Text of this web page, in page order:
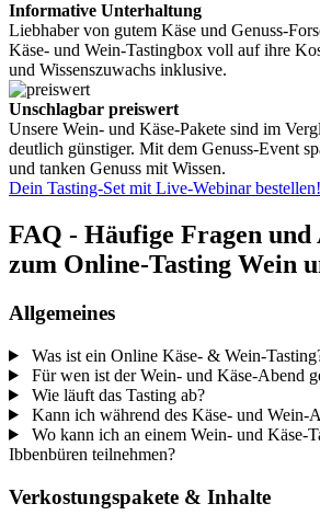
Informative Unterhaltung
Liebhaber von gutem Käse und Genuss-
Käse- und Wein-Tastingbox voll auf ihre
und Wissenszuwachs inklusive.
Unschlagbar preiswert
Unsere Wein- und Käse-Pakete sind im
deutlich günstiger. Mit dem Genuss-Event
und tanken Genuss mit Wissen.
Dein Tasting-Set mit Live-Webinar bestellen!
FAQ - Häufige Fragen
zum Online-Tasting Wein
Allgemeines
Was ist ein Online Käse- & Wein-
Für wen ist der Wein- und Käse-Abend
Wie läuft das Tasting ab?
Kann ich während des Käse- und Wein-
Wo kann ich an einem Wein- und Käse-
Ibbenbüren teilnehmen?
Verkostungspakete & Inhalte